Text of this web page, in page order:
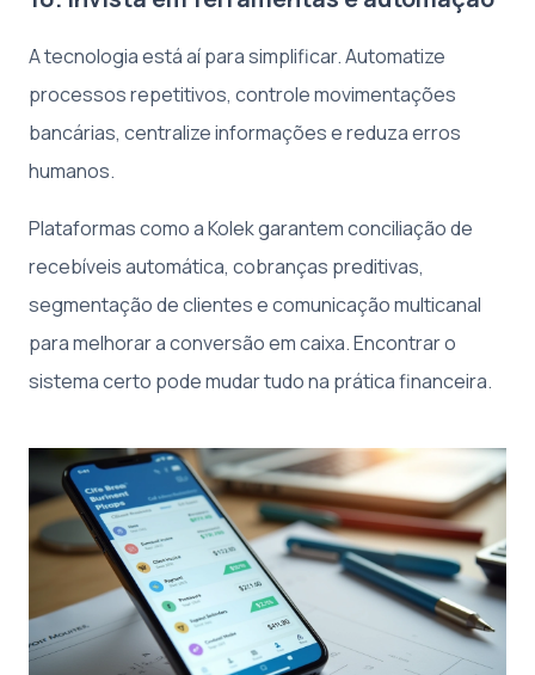
A tecnologia está aí para simplificar. Automatize
processos repetitivos, controle movimentações
bancárias, centralize informações e reduza erros
humanos.
Plataformas como a Kolek garantem conciliação de
recebíveis automática, cobranças preditivas,
segmentação de clientes e comunicação multicanal
para melhorar a conversão em caixa. Encontrar o
sistema certo pode mudar tudo na prática financeira.